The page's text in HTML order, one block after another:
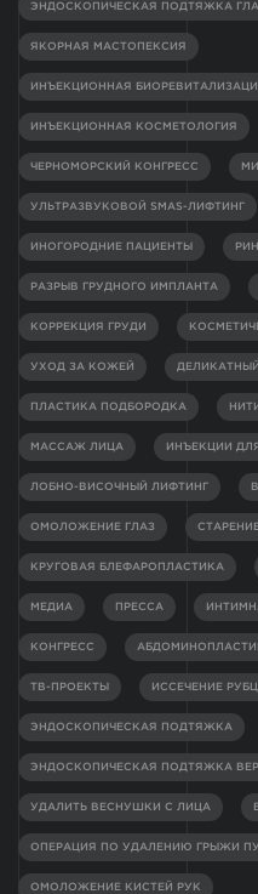
ЭНДОСКОПИЧЕСКАЯ ПОДТЯЖКА
ЯКОРНАЯ МАСТОПЕКСИЯ
ИНЪЕКЦИОННАЯ
ИНЪЕКЦИОННАЯ КОСМЕТОЛОГИЯ
ЧЕРНОМОРСКИЙ КОНГРЕСС
УЛЬТРАЗВУКОВОЙ SMAS-ЛИФТИНГ
ИНОГОРОДНИЕ ПАЦИЕНТЫ
РАЗРЫВ ГРУДНОГО ИМПЛАНТА
КОРРЕКЦИЯ ГРУДИ
УХОД ЗА КОЖЕЙ
ПЛАСТИКА ПОДБОРОДКА
МАССАЖ ЛИЦА ИНЪЕКЦИИ
ЛОБНО-ВИСОЧНЫЙ ЛИФТИНГ
ОМОЛОЖЕНИЕ ГЛАЗ
КРУГОВАЯ БЛЕФАРОПЛАСТИКА
МЕДИА ПРЕССА
КОНГРЕСС
ТВ-ПРОЕКТЫ ИССЕЧЕНИЕ
ЭНДОСКОПИЧЕСКАЯ ПОДТЯЖКА
ЭНДОСКОПИЧЕСКАЯ ПОДТЯЖКА
УДАЛИТЬ ВЕСНУШКИ С ЛИЦА
ОПЕРАЦИЯ ПО УДАЛЕНИЮ ГРЫЖИ
ОМОЛОЖЕНИЕ КИСТЕЙ РУК